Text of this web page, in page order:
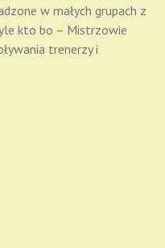
w małych grupach z
kto bo – Mistrzowie
trenerzy i